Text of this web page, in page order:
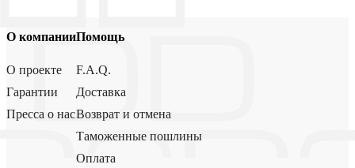
О компании
О проекте
Гарантии
Пресса о нас
Помощь
F.A.Q.
Доставка
Возврат и отмена
Таможенные пошлины
Оплата